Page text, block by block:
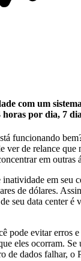
com um
horas por dia, 7
funcionando
ver de relance que
em outras
em seu
de dólares.
seu data center é
pode evitar erros e
eles ocorram. Se
de dados falhar, o